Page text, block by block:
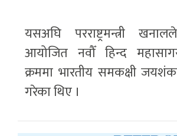
यसअघि परराष्ट्रमन्त्री
आयोजित नवौँ हिन्द
क्रममा भारतीय समकक्षी
गरेका थिए ।